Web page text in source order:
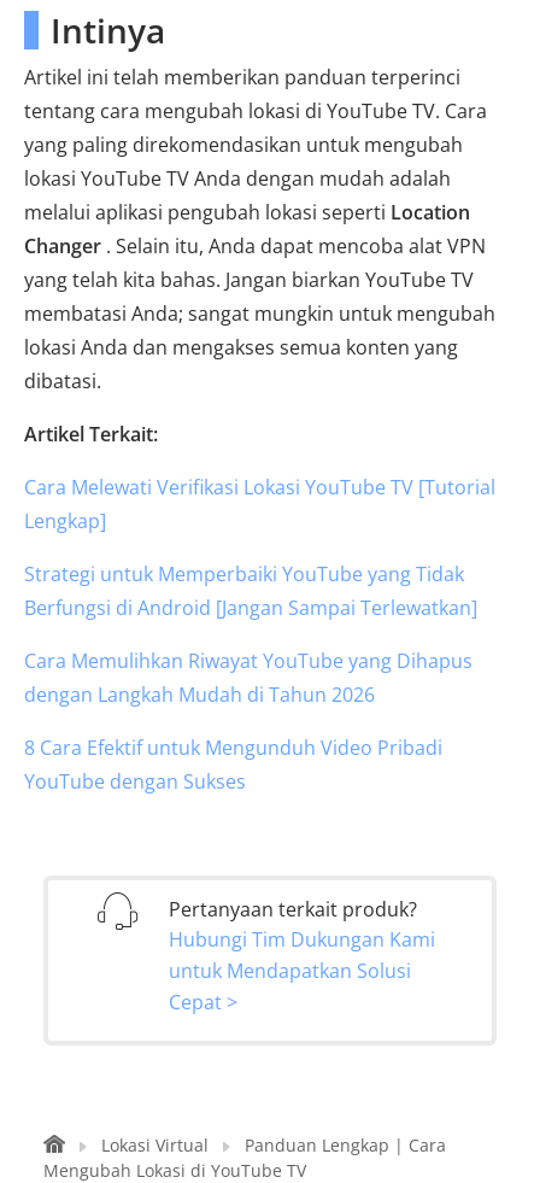
Intinya
Artikel ini telah memberikan panduan terperinci
tentang cara mengubah lokasi di YouTube TV. Cara
yang paling direkomendasikan untuk mengubah
lokasi YouTube TV Anda dengan mudah adalah
melalui aplikasi pengubah lokasi seperti Location
Changer . Selain itu, Anda dapat mencoba alat VPN
yang telah kita bahas. Jangan biarkan YouTube TV
membatasi Anda; sangat mungkin untuk mengubah
lokasi Anda dan mengakses semua konten yang
dibatasi.
Artikel Terkait:
Cara Melewati Verifikasi Lokasi YouTube TV [Tutorial
Lengkap]
Strategi untuk Memperbaiki YouTube yang Tidak
Berfungsi di Android [Jangan Sampai Terlewatkan]
Cara Memulihkan Riwayat YouTube yang Dihapus
dengan Langkah Mudah di Tahun 2026
8 Cara Efektif untuk Mengunduh Video Pribadi
YouTube dengan Sukses
Pertanyaan terkait produk?
Hubungi Tim Dukungan Kami
untuk Mendapatkan Solusi
Cepat >
Lokasi Virtual
Panduan Lengkap | Cara
Mengubah Lokasi di YouTube TV